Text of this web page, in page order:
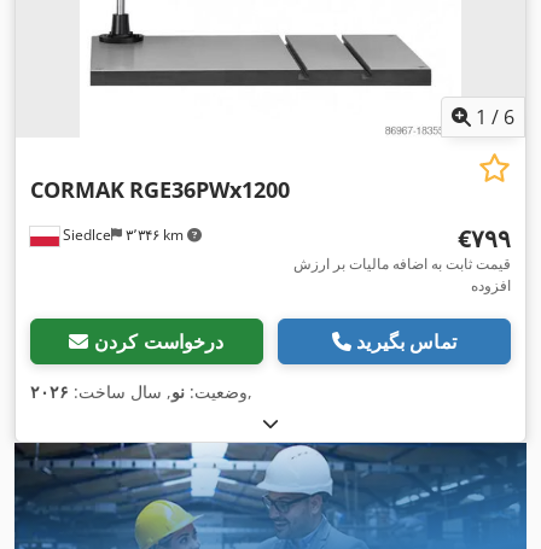
1 / 6
Siedlce ۳٬۳۴۶ km
CORMAK RGE36PWx1200
‎€۷۹۹
قیمت ثابت به اضافه مالیات بر ارزش
افزوده
درخواست کردن تماس بگیرید
وضعیت: نو, سال ساخت: ۲۰۲۶ ,